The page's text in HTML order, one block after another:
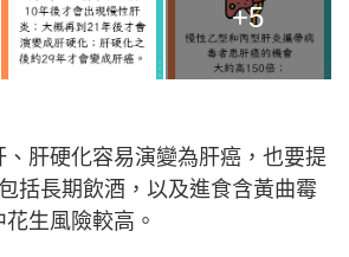
+5
、肝硬化容易演變為肝癌，也要提
括長期飲酒，以及進食含黃曲霉
生風險較高。